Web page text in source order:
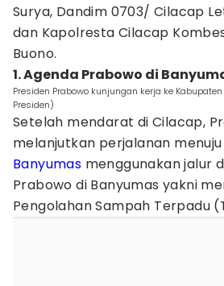
Surya, Dandim 0703/ Cilacap
dan Kapolresta Cilacap
Buono.
1. Agenda Prabowo di
Presiden Prabowo kunjungan kerja ke
Presiden)
Setelah mendarat di Cilacap,
melanjutkan perjalanan
Banyumas menggunakan jalur
Prabowo di Banyumas yakni
Pengolahan Sampah Terpadu